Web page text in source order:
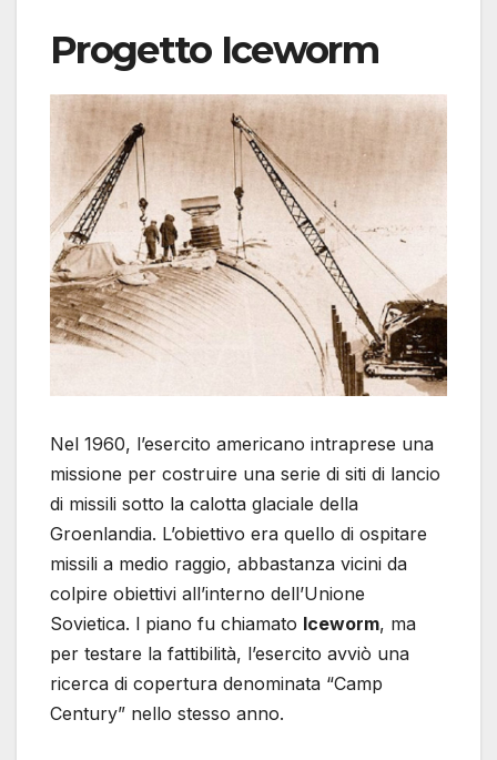
Progetto Iceworm
Nel 1960, l’esercito americano intraprese una
missione per costruire una serie di siti di lancio
di missili sotto la calotta glaciale della
Groenlandia. L’obiettivo era quello di ospitare
missili a medio raggio, abbastanza vicini da
colpire obiettivi all’interno dell’Unione
Sovietica. l piano fu chiamato Iceworm, ma
per testare la fattibilità, l’esercito avviò una
ricerca di copertura denominata “Camp
Century” nello stesso anno.